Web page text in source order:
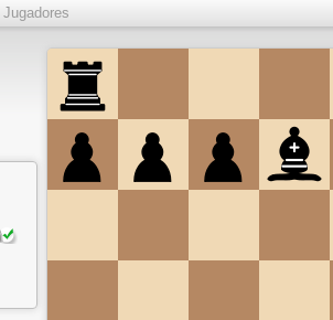
Jugadores